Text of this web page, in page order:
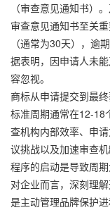
（审查意见通知书）
审查意见通知书至关
（通常为30天），逾
据表明，因申请人未
容忽视。
商标从申请提交到最
标准周期通常在12-18
查机构内部效率、申
议挑战以及加速审查
程序的启动是导致周
对企业而言，深刻理
是主动管理品牌保护